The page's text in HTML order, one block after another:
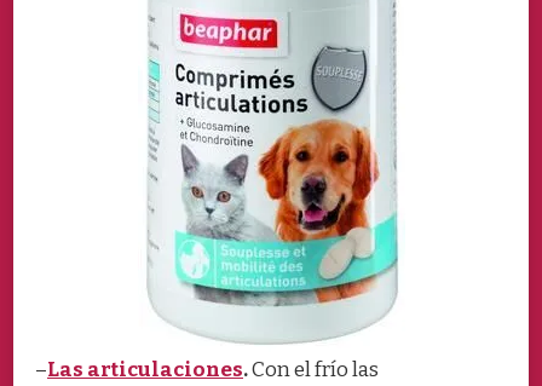
–Las articulaciones.Con el frío las